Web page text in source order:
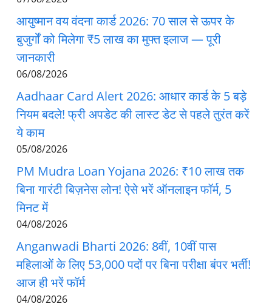
आयुष्मान वय वंदना कार्ड 2026: 70 साल से ऊपर के
बुजुर्गों को मिलेगा ₹5 लाख का मुफ्त इलाज — पूरी
जानकारी
06/08/2026
Aadhaar Card Alert 2026: आधार कार्ड के 5 बड़े
नियम बदले! फ्री अपडेट की लास्ट डेट से पहले तुरंत करें
ये काम
05/08/2026
PM Mudra Loan Yojana 2026: ₹10 लाख तक
बिना गारंटी बिज़नेस लोन! ऐसे भरें ऑनलाइन फॉर्म, 5
मिनट में
04/08/2026
Anganwadi Bharti 2026: 8वीं, 10वीं पास
महिलाओं के लिए 53,000 पदों पर बिना परीक्षा बंपर भर्ती!
आज ही भरें फॉर्म
04/08/2026